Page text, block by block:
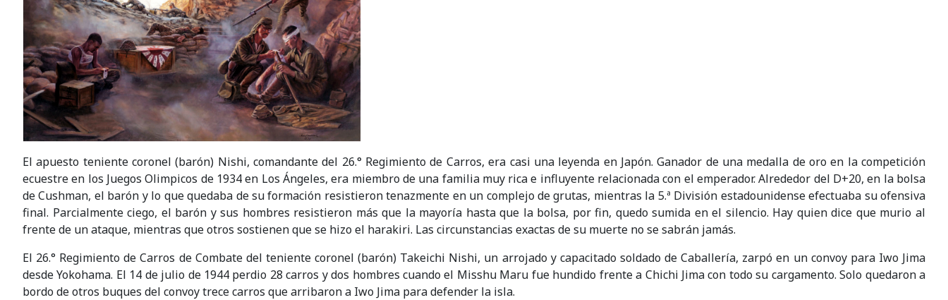
El apuesto teniente coronel (barón) Nishi, comandante del 26.° Regimiento de Carros, era casi una leyenda en Japón. Ganador de una medalla de oro en la competición
ecuestre en los Juegos Olimpicos de 1934 en Los Ángeles, era miembro de una familia muy rica e influyente relacionada con el emperador. Alrededor del D+20, en la bolsa
de Cushman, el barón y lo que quedaba de su formación resistieron tenazmente en un complejo de grutas, mientras la 5.ª División estadounidense efectuaba su ofensiva
final. Parcialmente ciego, el barón y sus hombres resistieron más que la mayoría hasta que la bolsa, por fin, quedo sumida en el silencio. Hay quien dice que murio al
frente de un ataque, mientras que otros sostienen que se hizo el harakiri. Las circunstancias exactas de su muerte no se sabrán jamás.
El 26.° Regimiento de Carros de Combate del teniente coronel (barón) Takeichi Nishi, un arrojado y capacitado soldado de Caballería, zarpó en un convoy para Iwo Jima
desde Yokohama. El 14 de julio de 1944 perdio 28 carros y dos hombres cuando el Misshu Maru fue hundido frente a Chichi Jima con todo su cargamento. Solo quedaron a
bordo de otros buques del convoy trece carros que arribaron a Iwo Jima para defender la isla.